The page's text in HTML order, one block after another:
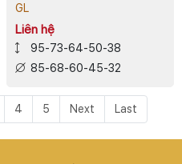
GL
Liên hệ
95-73-64-50-38
85-68-60-45-32
4 5 Next Last